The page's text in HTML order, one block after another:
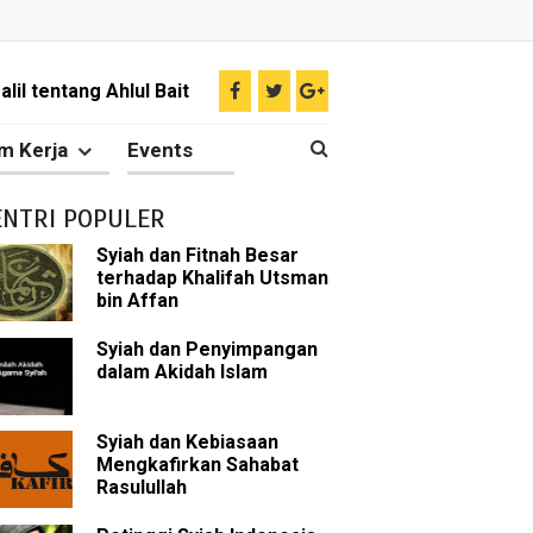
tentang Ahlul Bait
oleh Islam
Ilmu Ghaib?
Nabi Pengkhianat?
Nabi
Sunni
bin Affan
Kerja Events
POPULER
Syiah dan Fitnah Besar
terhadap Khalifah Utsman
bin Affan
Syiah dan Penyimpangan
dalam Akidah Islam
Syiah dan Kebiasaan
Mengkafirkan Sahabat
Rasulullah